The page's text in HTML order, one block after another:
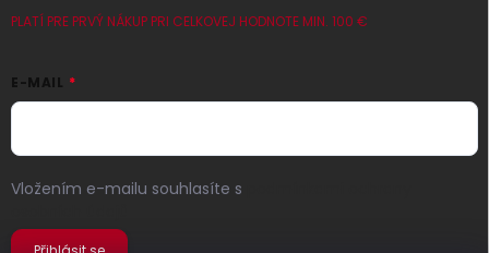
PLATÍ PRE PRVÝ NÁKUP PRI CELKOVEJ HODNOTE MIN. 100 €
E-MAIL
Vložením e-mailu souhlasíte s